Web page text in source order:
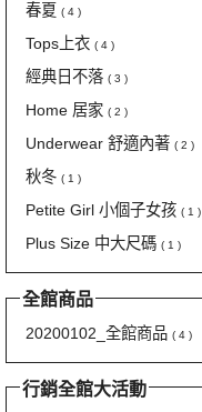
春夏 ( 4 )
Tops上衣 ( 4 )
經典日不落 ( 3 )
Home 居家 ( 2 )
Underwear 舒適內著 ( 2 )
秋冬 ( 1 )
Petite Girl 小個子女孩 ( 1 )
Plus Size 中大尺碼 ( 1 )
全館商品
20200102_全館商品 ( 4 )
行銷全館大活動